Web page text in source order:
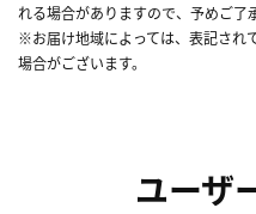
れる場合がありますので、予めご了
※お届け地域によっては、表記され
場合がございます。
ユーザ